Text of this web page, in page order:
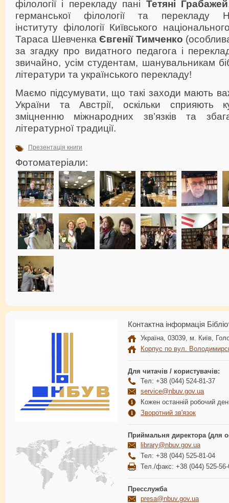
філології і перекладу пані Тетяні Грабажей
германської філології та перекладу
інституту філології Київського
Тараса ШевченкаЄвгенії Тимченко
за згадку про видатного педагога і
звичайно, усім студентам, шанувальникам
літератури та українського перекладу!
Маємо підсумувати, що такі заходи мають
України та Австрії, оскільки сприяють
зміцненню міжнародних зв’язків та
літературної традиції.
Презентація книги
Фотоматеріали:
Контактна інформація
Україна, 03039, м. Київ,
Корпус по вул.
Для читачів / користувачів:
Тел: +38 (044) 524-81-37
service@nbuv.gov.ua
Кожен останній робочий
Зворотний зв'язок
Приймальня директора (для
library@nbuv.gov.ua
Тел: +38 (044) 525-81-04
Тел./факс: +38 (044) 525-56-
Пресслужба
presa@nbuv.gov.ua